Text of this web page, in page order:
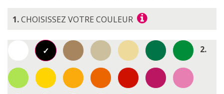
1.CHOISISSEZ VOTRE COULEUR
2.